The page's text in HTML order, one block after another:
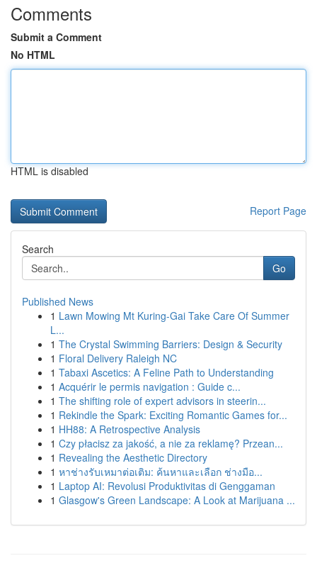
Comments
Submit a Comment
No HTML
HTML is disabled
Report Page
Search
Go
Published News
1 Lawn Mowing Mt Kuring-Gai Take Care Of Summer
L...
1 The Crystal Swimming Barriers: Design & Security
1 Floral Delivery Raleigh NC
1 Tabaxi Ascetics: A Feline Path to Understanding
1 Acquérir le permis navigation : Guide c...
1 The shifting role of expert advisors in steerin...
1 Rekindle the Spark: Exciting Romantic Games for...
1 HH88: A Retrospective Analysis
1 Czy płacisz za jakość, a nie za reklamę? Przean...
1 Revealing the Aesthetic Directory
1 หาช่างรับเหมาต่อเติม: ค้นหาและเลือก ช่างมือ...
1 Laptop AI: Revolusi Produktivitas di Genggaman
1 Glasgow's Green Landscape: A Look at Marijuana ...